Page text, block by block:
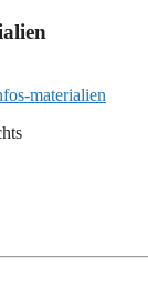
materialien